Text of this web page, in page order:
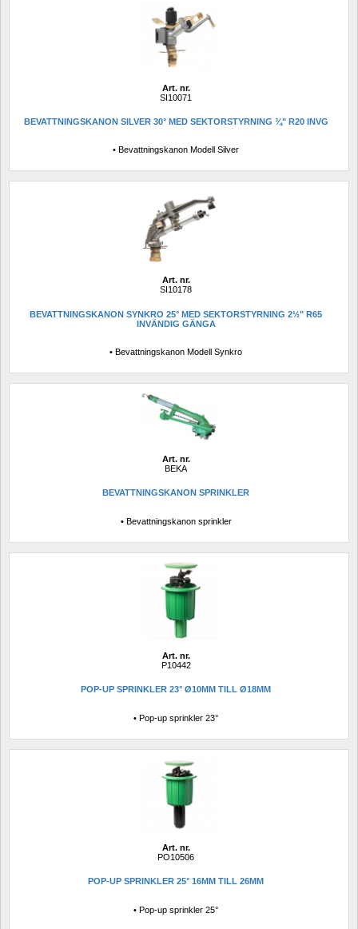
Art. nr.
SI10071
BEVATTNINGSKANON SILVER 30° MED SEKTORSTYRNING ¾" R20 INVG
• Bevattningskanon Modell Silver
Art. nr.
SI10178
BEVATTNINGSKANON SYNKRO 25° MED SEKTORSTYRNING 2½" R65
INVÄNDIG GÄNGA
• Bevattningskanon Modell Synkro
Art. nr.
BEKA
BEVATTNINGSKANON SPRINKLER
• Bevattningskanon sprinkler
Art. nr.
P10442
POP-UP SPRINKLER 23° Ø10MM TILL Ø18MM
• Pop-up sprinkler 23°
Art. nr.
PO10506
POP-UP SPRINKLER 25° 16MM TILL 26MM
• Pop-up sprinkler 25°